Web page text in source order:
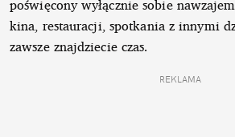
poświęcony wyłącznie sobie
kina, restauracji, spotkania z innymi
zawsze znajdziecie czas.
REKLAMA